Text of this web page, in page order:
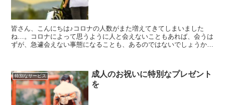
皆さん、こんにちは♪コロナの人数がまた増えてきてしまいました
ね…。コロナによって思うように人と会えないこともあれば、会うは
ずが、急遽会えない事態になることも、あるのではないでしょうか。
特別なサービス
成人のお祝いに特別なプレゼント
を